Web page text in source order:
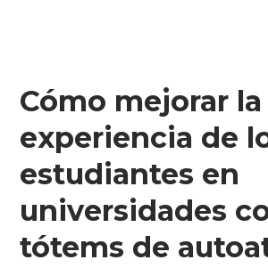
Cómo mejorar la
experiencia de
estudiantes en
universidades
tótems de